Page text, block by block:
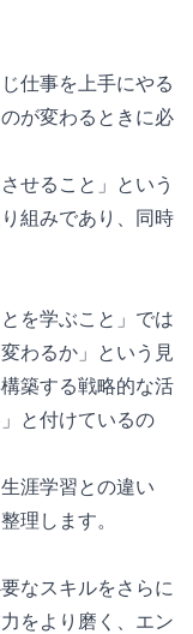
仕事を上手にやる
が変わるときに必
させること」という
組みであり、同時
を学ぶこと」では
わるか」という見
築する戦略的な活
と付けているの
涯学習との違い
理します。
なスキルをさらに
をより磨く、エン